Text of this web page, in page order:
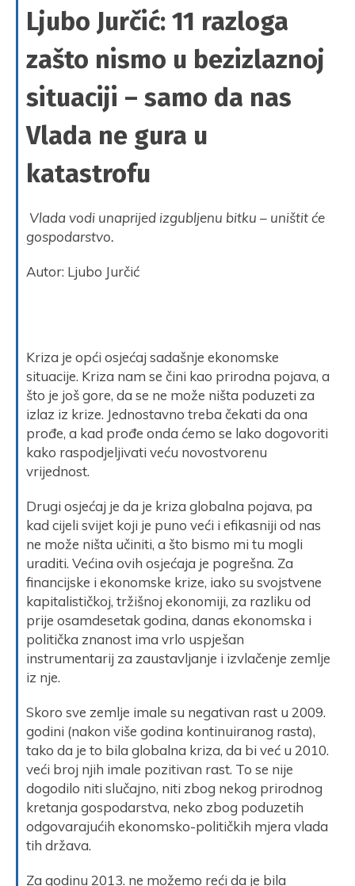
Ljubo Jurčić: 11 razloga
zašto nismo u bezizlaznoj
situaciji – samo da nas
Vlada ne gura u
katastrofu
Vlada vodi unaprijed izgubljenu bitku – uništit će
gospodarstvo.
Autor: Ljubo Jurčić
Kriza je opći osjećaj sadašnje ekonomske
situacije. Kriza nam se čini kao prirodna pojava, a
što je još gore, da se ne može ništa poduzeti za
izlaz iz krize. Jednostavno treba čekati da ona
prođe, a kad prođe onda ćemo se lako dogovoriti
kako raspodjeljivati veću novostvorenu
vrijednost.
Drugi osjećaj je da je kriza globalna pojava, pa
kad cijeli svijet koji je puno veći i efikasniji od nas
ne može ništa učiniti, a što bismo mi tu mogli
uraditi. Većina ovih osjećaja je pogrešna. Za
financijske i ekonomske krize, iako su svojstvene
kapitalističkoj, tržišnoj ekonomiji, za razliku od
prije osamdesetak godina, danas ekonomska i
politička znanost ima vrlo uspješan
instrumentarij za zaustavljanje i izvlačenje zemlje
iz nje.
Skoro sve zemlje imale su negativan rast u 2009.
godini (nakon više godina kontinuiranog rasta),
tako da je to bila globalna kriza, da bi već u 2010.
veći broj njih imale pozitivan rast. To se nije
dogodilo niti slučajno, niti zbog nekog prirodnog
kretanja gospodarstva, neko zbog poduzetih
odgovarajućih ekonomsko-političkih mjera vlada
tih država.
Za godinu 2013. ne možemo reći da je bila